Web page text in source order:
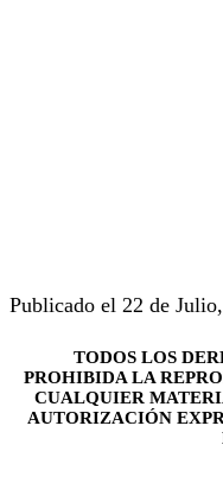
Publicado el 22 de
TODOS LOS
PROHIBIDA LA
CUALQUIER
AUTORIZACIÓN